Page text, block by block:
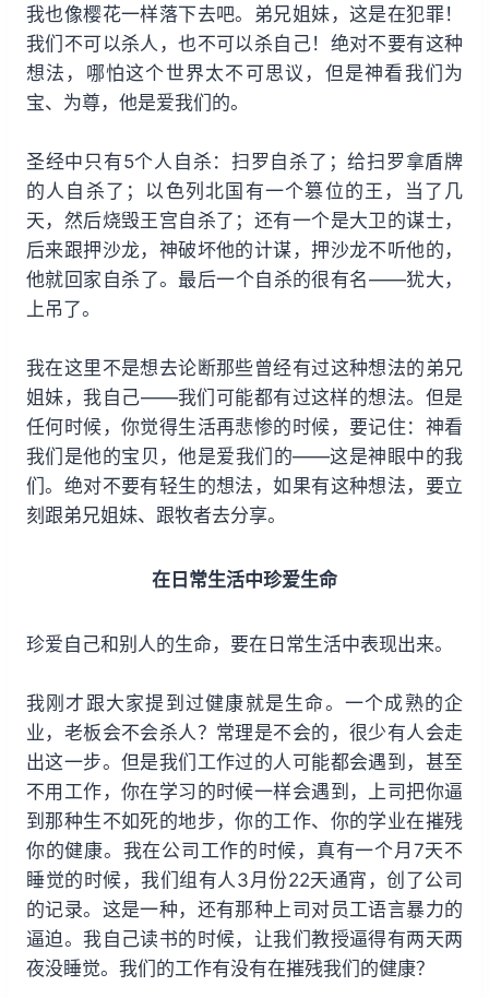
我也像樱花一样落下去吧。弟兄姐妹，这是在犯罪！
我们不可以杀人，也不可以杀自己！绝对不要有这种
想法，哪怕这个世界太不可思议，但是神看我们为
宝、为尊，他是爱我们的。
圣经中只有5个人自杀：扫罗自杀了；给扫罗拿盾牌
的人自杀了；以色列北国有一个篡位的王，当了几
天，然后烧毁王宫自杀了；还有一个是大卫的谋士，
后来跟押沙龙，神破坏他的计谋，押沙龙不听他的，
他就回家自杀了。最后一个自杀的很有名——犹大，
上吊了。
我在这里不是想去论断那些曾经有过这种想法的弟兄
姐妹，我自己——我们可能都有过这样的想法。但是
任何时候，你觉得生活再悲惨的时候，要记住：神看
我们是他的宝贝，他是爱我们的——这是神眼中的我
们。绝对不要有轻生的想法，如果有这种想法，要立
刻跟弟兄姐妹、跟牧者去分享。
在日常生活中珍爱生命
珍爱自己和别人的生命，要在日常生活中表现出来。
我刚才跟大家提到过健康就是生命。一个成熟的企
业，老板会不会杀人？常理是不会的，很少有人会走
出这一步。但是我们工作过的人可能都会遇到，甚至
不用工作，你在学习的时候一样会遇到，上司把你逼
到那种生不如死的地步，你的工作、你的学业在摧残
你的健康。我在公司工作的时候，真有一个月7天不
睡觉的时候，我们组有人3月份22天通宵，创了公司
的记录。这是一种，还有那种上司对员工语言暴力的
逼迫。我自己读书的时候，让我们教授逼得有两天两
夜没睡觉。我们的工作有没有在摧残我们的健康？